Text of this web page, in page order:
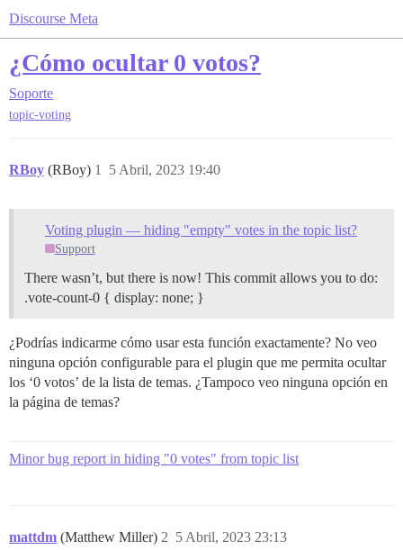
Discourse Meta
¿Cómo ocultar 0 votos?
Soporte
topic-voting
RBoy (RBoy) 5 Abril, 2023 19:40
1
Voting plugin — hiding "empty" votes in the topic list?
Support
There wasn’t, but there is now! This commit allows you to do:
.vote-count-0 { display: none; }
¿Podrías indicarme cómo usar esta función exactamente? No veo
ninguna opción configurable para el plugin que me permita ocultar
los ‘0 votos’ de la lista de temas. ¿Tampoco veo ninguna opción en
la página de temas?
Minor bug report in hiding "0 votes" from topic list
mattdm (Matthew Miller) 5 Abril, 2023 23:13
2